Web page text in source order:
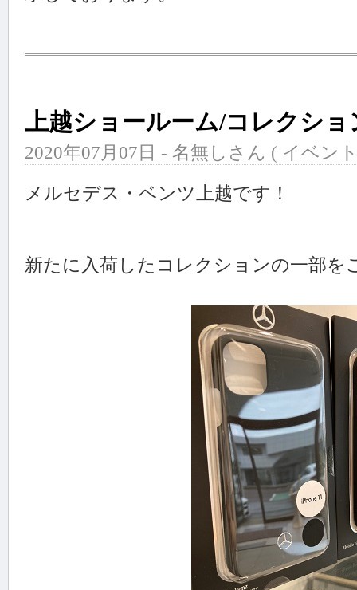
上越ショールーム/コレクショ
2020年07月07日 - 名無しさん ( イベン
メルセデス・ベンツ上越です！
新たに入荷したコレクションの一部を